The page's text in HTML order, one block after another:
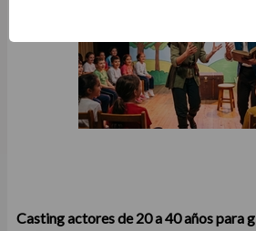
Casting actores de 20 a 40 años para